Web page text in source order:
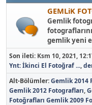
GEMLiK
Gemlik
gemlik yeni
Son ileti: Ksm 10, 2021,
Ynt: İkinci El Fotoğraf ...,
Alt-Bölümler Gemlik 2014
Gemlik 2012 Fotografları
Fotoğrafları Gemlik 2009